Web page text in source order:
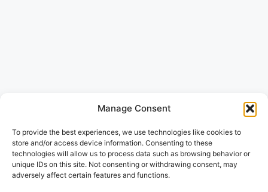
Manage Consent
To provide the best experiences, we use technologies like cookies to
store and/or access device information. Consenting to these
technologies will allow us to process data such as browsing behavior or
unique IDs on this site. Not consenting or withdrawing consent, may
adversely affect certain features and functions.